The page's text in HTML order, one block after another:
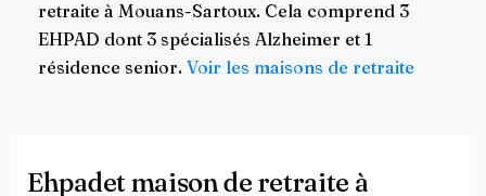
retraite à Mouans-Sartoux. Cela comprend 3
EHPAD dont 3 spécialisés Alzheimer et 1
résidence senior. Voir les maisons de retraite
Ehpadet maison de retraite à